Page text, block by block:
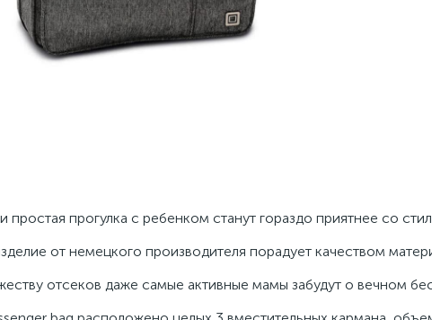
простая прогулка с ребенком станут гораздо приятнее со
от немецкого производителя порадует качеством
отсеков даже самые активные мамы забудут о вечном